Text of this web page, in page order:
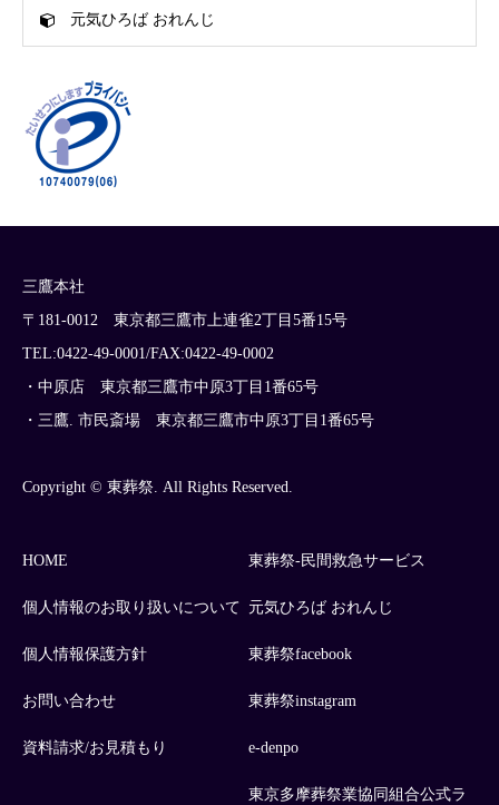
元気ひろば おれんじ
三鷹本社
〒181-0012 東京都三鷹市上連雀2丁目5番15号
TEL:0422-49-0001/FAX:0422-49-0002
・中原店 東京都三鷹市中原3丁目1番65号
・三鷹. 市民斎場 東京都三鷹市中原3丁目1番65号
Copyright © 東葬祭. All Rights Reserved.
HOME
個人情報のお取り扱いについて
個人情報保護方針
お問い合わせ
資料請求/お見積もり
東葬祭-民間救急サービス
元気ひろば おれんじ
東葬祭facebook
東葬祭instagram
e-denpo
東京多摩葬祭業協同組合公式ラ